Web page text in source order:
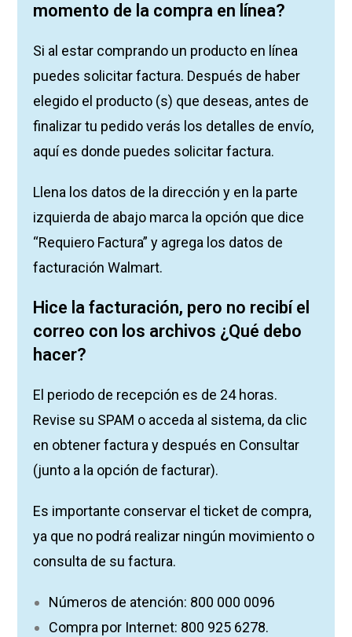
momento de la compra en línea?
Si al estar comprando un producto en línea
puedes solicitar factura. Después de haber
elegido el producto (s) que deseas, antes de
finalizar tu pedido verás los detalles de envío,
aquí es donde puedes solicitar factura.
Llena los datos de la dirección y en la parte
izquierda de abajo marca la opción que dice
“Requiero Factura” y agrega los datos de
facturación Walmart.
Hice la facturación, pero no recibí el
correo con los archivos ¿Qué debo
hacer?
El periodo de recepción es de 24 horas.
Revise su SPAM o acceda al sistema, da clic
en obtener factura y después en Consultar
(junto a la opción de facturar).
Es importante conservar el ticket de compra,
ya que no podrá realizar ningún movimiento o
consulta de su factura.
Números de atención: 800 000 0096
Compra por Internet: 800 925 6278.